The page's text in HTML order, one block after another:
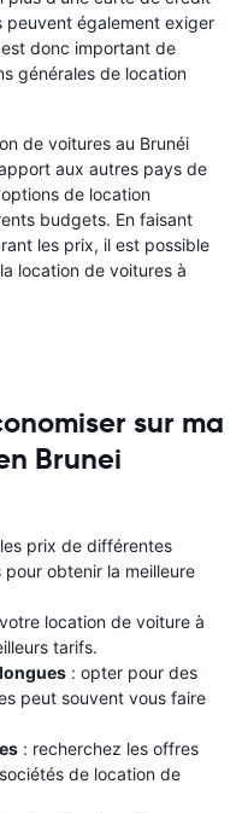
peuvent également exiger
donc important de
générales de location
de voitures au Brunéi
aux autres pays de
de location
budgets. En faisant
les prix, il est possible
location de voitures à
sur ma
Brunei
prix de différentes
obtenir la meilleure
location de voiture à
tarifs.
: opter pour des
peut souvent vous faire
: recherchez les offres
de location de